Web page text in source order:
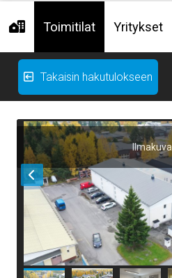
Toimitilat Yritykset
Takaisin hakutulokseen
Ilmakuva